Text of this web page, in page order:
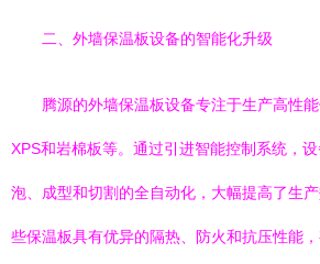
二、外墙保温板设备的智能化升级
腾源的外墙保温板设备专注于生产高性能
XPS和岩棉板等。通过引进智能控制系统，
泡、成型和切割的全自动化，大幅提高了生
些保温板具有优异的隔热、防火和抗压性能，